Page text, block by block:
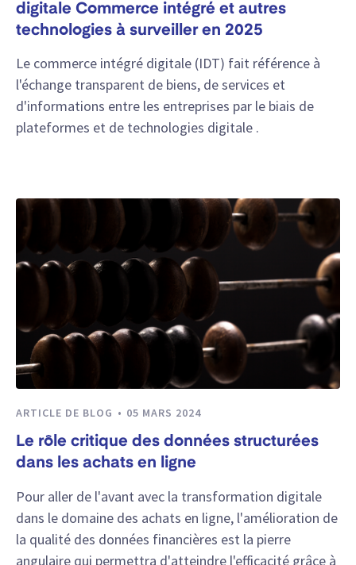
digitale Commerce intégré et autres
technologies à surveiller en 2025
Le commerce intégré digitale (IDT) fait référence à
l'échange transparent de biens, de services et
d'informations entre les entreprises par le biais de
plateformes et de technologies digitale .
ARTICLE DE BLOG 05 MARS 2024
Le rôle critique des données structurées
dans les achats en ligne
Pour aller de l'avant avec la transformation digitale
dans le domaine des achats en ligne, l'amélioration de
la qualité des données financières est la pierre
angulaire qui permettra d'atteindre l'efficacité grâce à